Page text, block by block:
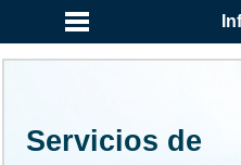
Servicios de